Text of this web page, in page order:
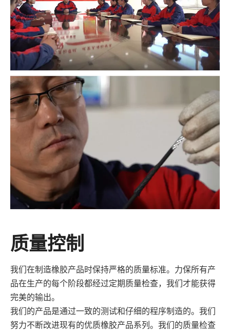
质量控制
我们在制造橡胶产品时保持严格的质量标准。力保所有产
品在生产的每个阶段都经过定期质量检查，我们才能获得
完美的输出。
我们的产品是通过一致的测试和仔细的程序制造的。我们
努力不断改进现有的优质橡胶产品系列。我们的质量检查